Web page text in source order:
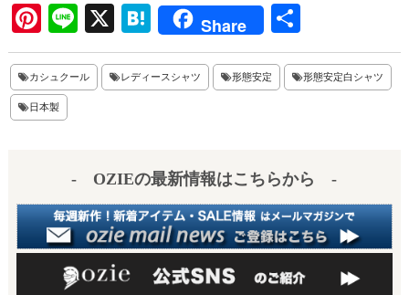
Pi
nt
er
es
Li
ne
X
H
at
en
Share
有
カシュクール レディースシャツ 形態安定 形態安定白シャツ
日本製
- OZIEの最新情報はこちらから -